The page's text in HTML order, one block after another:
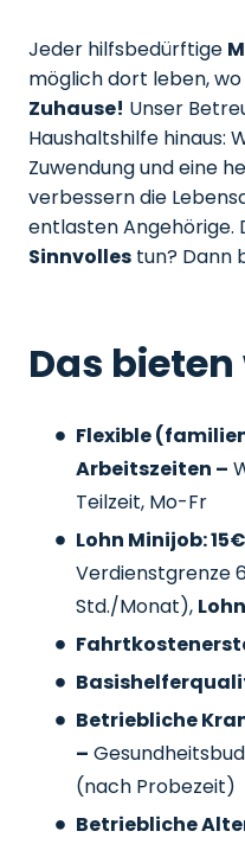
Jeder hilfsbedürftige
möglich dort leben,
Zuhause! Unser
Haushaltshilfe hinaus:
Zuwendung und eine
verbessern die
entlasten Angehörige.
Sinnvolles tun? Dann
Das
Flexible
Arbeitszeiten –
Teilzeit, Mo-Fr
Lohn Minijob:
Verdienstgrenze
Std./Monat),
Betriebliche
–
(nach Probezeit)
Betriebliche